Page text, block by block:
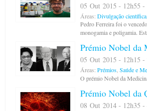
05 Out 2015 - 12h55 -
Áreas: Divulgação científica
Pedro Ferreira foi o
monogamia e poligamia.
Prémio Nobel da
05 Out 2015 - 12h15 -
Áreas: Prémios Saúde e
O prémio Nobel da
Prémio Nobel da
08 Out 2014 - 12h35 -